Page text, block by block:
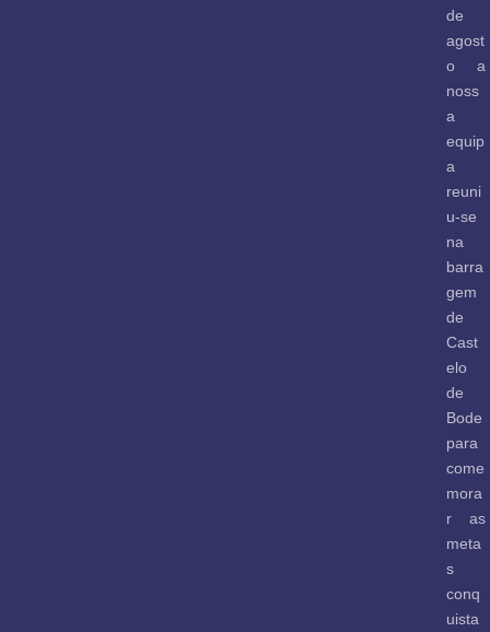
de
agost
o a
noss
a
equip
a
reuni
u-se
na
barra
gem
de
Cast
elo
de
Bode
para
come
mora
r as
meta
s
conq
uista